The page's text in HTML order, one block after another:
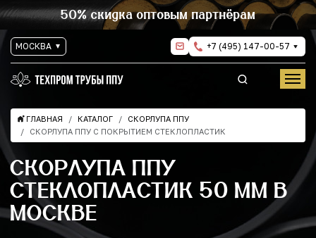
50% скидка оптовым партнёрам
МОСКВА +7 (495) 147-00-57
ГЛАВНАЯ КАТАЛОГ
СКОРЛУПА ППУ
СКОРЛУПА ППУ С ПОКРЫТИЕМ СТЕКЛОПЛАСТИК
СКОРЛУПА ППУ
СТЕКЛОПЛАСТИК 50 ММ В
МОСКВЕ